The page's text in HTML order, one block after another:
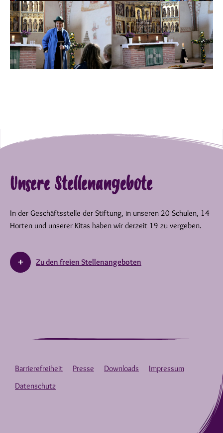
Unsere Stellenangebote
In der Geschäftsstelle der Stiftung, in unseren 20 Schulen, 14
Horten und unserer Kitas haben wir derzeit 19 zu vergeben.
Zu den freien Stellenangeboten
Barrierefreiheit Presse Downloads
Impressum
Datenschutz